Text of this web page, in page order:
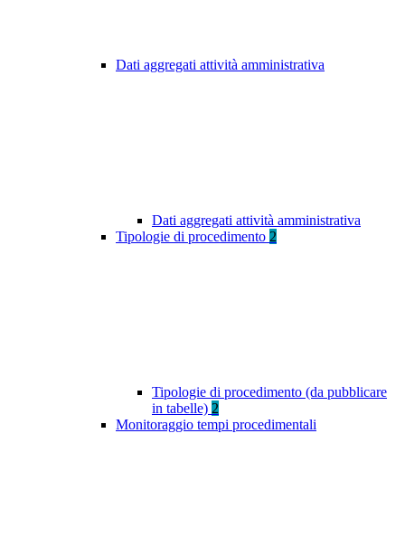
Dati aggregati attività amministrativa
Dati aggregati attività amministrativa
Tipologie di procedimento 2
Tipologie di procedimento (da pubblicare
in tabelle) 2
Monitoraggio tempi procedimentali